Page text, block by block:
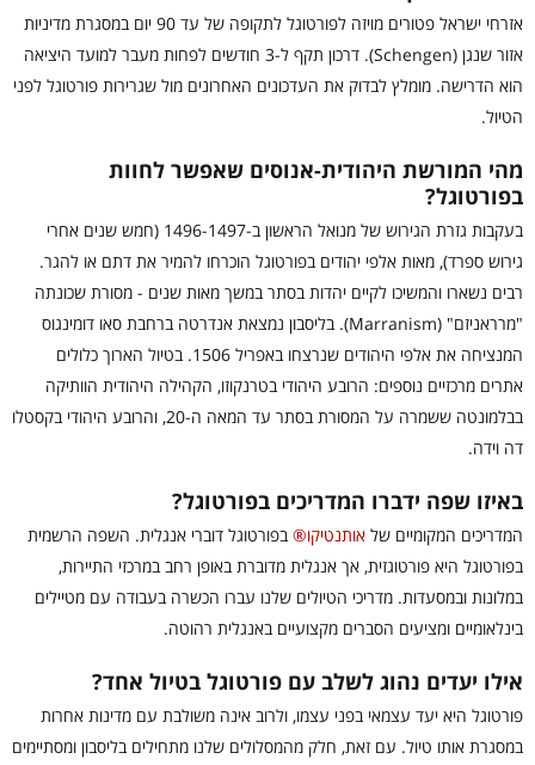
אזרחי ישראל פטורים מויזה לפורטוגל לתקופה של עד 90 יום במסגרת מדיניות
אזור שנגן (Schengen). דרכון תקף ל-3 חודשים לפחות מעבר למועד היציאה
הוא הדרישה. מומלץ לבדוק את העדכונים האחרונים מול שגרירות פורטוגל לפני
הטיול.
מהי המורשת היהודית-אנוסים שאפשר לחוות
בפורטוגל?
בעקבות גזרת הגירוש של מנואל הראשון ב-1496-1497 (חמש שנים אחרי
גירוש ספרד), מאות אלפי יהודים בפורטוגל הוכרחו להמיר את דתם או להגר.
רבים נשארו והמשיכו לקיים יהדות בסתר במשך מאות שנים - מסורת שכונתה
"מרראניזם" (Marranism). בליסבון נמצאת אנדרטה ברחבת סאו דומינגוס
המנציחה את אלפי היהודים שנרצחו באפריל 1506. בטיול הארוך כלולים
אתרים מרכזיים נוספים: הרובע היהודי בטרנקוזו, הקהילה היהודית הוותיקה
בבלמונטה ששמרה על המסורת בסתר עד המאה ה-20, והרובע היהודי בקסטלו
דה וידה.
באיזו שפה ידברו המדריכים בפורטוגל?
המדריכים המקומיים של אותנטיקו®בפורטוגל דוברי אנגלית. השפה הרשמית
בפורטוגל היא פורטוגזית, אך אנגלית מדוברת באופן רחב במרכזי התיירות,
במלונות ובמסעדות. מדריכי הטיולים שלנו עברו הכשרה בעבודה עם מטיילים
בינלאומיים ומציעים הסברים מקצועיים באנגלית רהוטה.
אילו יעדים נהוג לשלב עם פורטוגל בטיול אחד?
פורטוגל היא יעד עצמאי בפני עצמו, ולרוב אינה משולבת עם מדינות אחרות
במסגרת אותו טיול. עם זאת, חלק מהמסלולים שלנו מתחילים בליסבון ומסתיימים